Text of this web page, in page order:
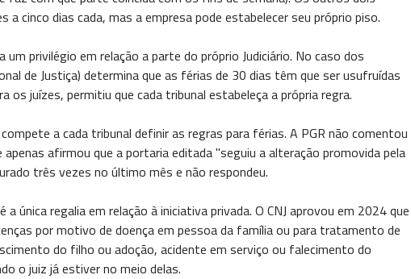
a cinco dias cada, mas a empresa pode estabelecer seu próprio piso.
privilégio em relação a parte do próprio Judiciário. No caso dos
de Justiça) determina que as férias de 30 dias têm que ser usufruídas
os juízes, permitiu que cada tribunal estabeleça a própria regra.
a cada tribunal definir as regras para férias. A PGR não comentou
afirmou que a portaria editada "seguiu a alteração promovida pela
três vezes no último mês e não respondeu.
única regalia em relação à iniciativa privada. O CNJ aprovou em 2024 que
por motivo de doença em pessoa da família ou para tratamento de
do filho ou adoção, acidente em serviço ou falecimento do
o juiz já estiver no meio delas.